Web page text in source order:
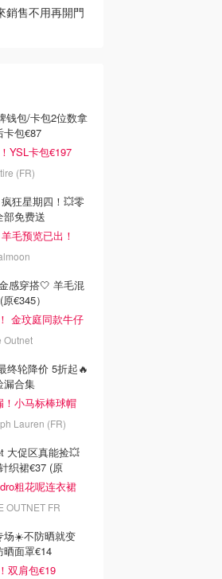
銷售不用再開門
钱包/卡包2位数拿
卡包€87
YSL卡包€197
(FR)
狂星期四！💥零
部免费送
毛预览已出！
感穿搭🤍 羊毛混
€345）
金玟庭同款牛仔
(原€275）
Outnet
终轮降价 5折起🔥
漏合集
！小马标棒球帽
Lauren (FR)
大促区真能捡💥
织裙€37 (原
粗花呢连衣裙
OUTNET FR
场☀️不防晒就变
晒面罩€14
双肩包€19